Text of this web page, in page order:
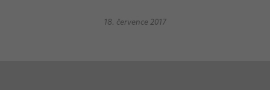
18. července 2017